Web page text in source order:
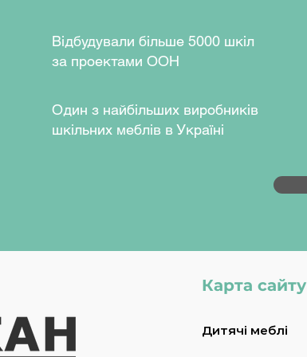
Відбудували більше 5000 шкіл
за проектами ООН
Один з найбільших виробників
шкільних меблів в Україні
Карта сайту
Дитячі меблі